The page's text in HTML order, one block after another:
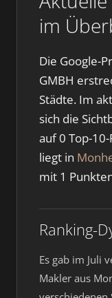
im
Die Google-
GMBH
Städte. Im
sich die
auf 0 Top-
liegt in
mit 1
Ranking-
Es gab im Juli
Makler aus